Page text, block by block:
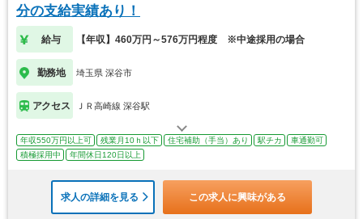
分の支給実績あり！
給与 【年収】460万円～576万円程度 ※中途採用の場合
勤務地 埼玉県 深谷市
アクセス ＪＲ高崎線 深谷駅
年収550万円以上可 残業月10ｈ以下 住宅補助（手当）あり 駅チカ
車通勤可
積極採用中
年間休日120日以上
求人の詳細を見る この求人に興味がある